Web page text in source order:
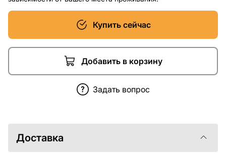
Купить сейчас
Добавить в корзину
Задать вопрос
Доставка